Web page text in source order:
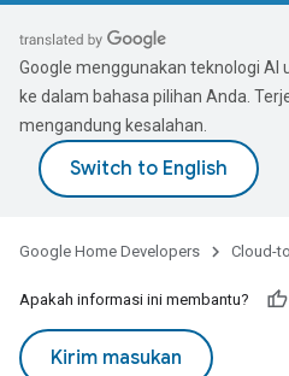
Google menggunakan teknologi
ke dalam bahasa pilihan Anda.
mengandung kesalahan.
Google Home Developers Cloud-
Apakah informasi ini membantu?
Kirim masukan